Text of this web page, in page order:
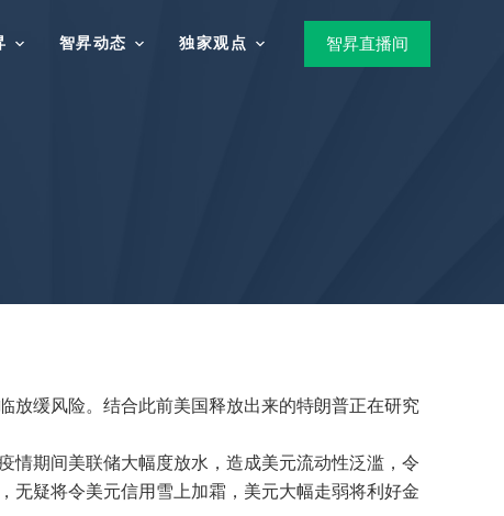
智昇动态 独家观点 智昇直播间
放缓风险。结合此前美国释放出来的特朗普正在研究
情期间美联储大幅度放水，造成美元流动性泛滥，令
无疑将令美元信用雪上加霜，美元大幅走弱将利好金